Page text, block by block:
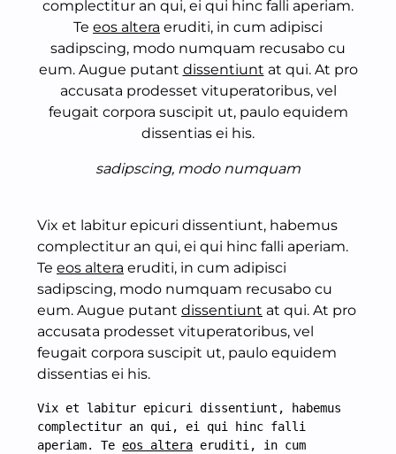
complectitur an qui, ei qui hinc falli aperiam.
Te eos altera eruditi, in cum adipisci
sadipscing, modo numquam recusabo cu
eum. Augue putant dissentiunt at qui. At pro
accusata prodesset vituperatoribus, vel
feugait corpora suscipit ut, paulo equidem
dissentias ei his.
sadipscing, modo numquam
Vix et labitur epicuri dissentiunt, habemus
complectitur an qui, ei qui hinc falli aperiam.
Te eos altera eruditi, in cum adipisci
sadipscing, modo numquam recusabo cu
eum. Augue putant dissentiunt at qui. At pro
accusata prodesset vituperatoribus, vel
feugait corpora suscipit ut, paulo equidem
dissentias ei his.
Vix et labitur epicuri dissentiunt, habemus
complectitur an qui, ei qui hinc falli
aperiam. Te eos altera eruditi, in cum